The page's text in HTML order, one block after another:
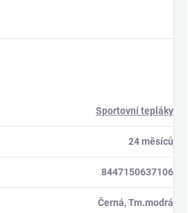
Sportovní tepláky
24 měsíců
8447150637106
Černá, Tm.modrá